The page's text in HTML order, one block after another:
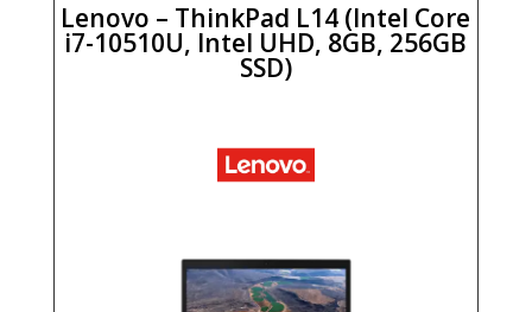
Lenovo – ThinkPad L14 (Intel Core
i7-10510U, Intel UHD, 8GB, 256GB
SSD)